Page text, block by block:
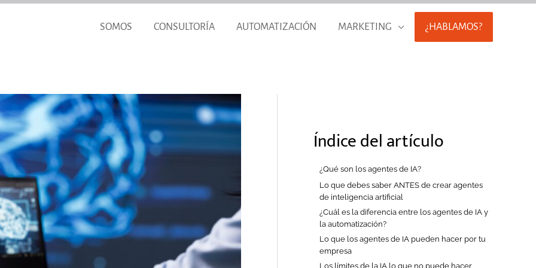
SOMOS CONSULTORÍA AUTOMATIZACIÓN MARKETING ¿HABLAMOS?
Índice del artículo
¿Qué son los agentes de IA?
Lo que debes saber ANTES de crear agentes
de inteligencia artificial
¿Cuál es la diferencia entre los agentes de IA y
la automatización?
Lo que los agentes de IA pueden hacer por tu
empresa
Los límites de la IA lo que no puede hacer